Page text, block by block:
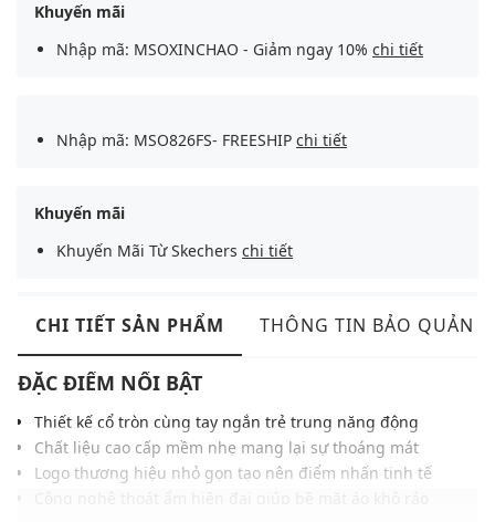
Khuyến mãi
Nhập mã: MSOXINCHAO - Giảm ngay 10% chi tiết
Nhập mã: MSO826FS- FREESHIP chi tiết
Khuyến mãi
Khuyến Mãi Từ Skechers chi tiết
CHI TIẾT SẢN PHẨM THÔNG TIN BẢO QUẢN
ĐẶC ĐIỂM NỔI BẬT
Thiết kế cổ tròn cùng tay ngắn trẻ trung năng động
Chất liệu cao cấp mềm nhẹ mang lại sự thoáng mát
Logo thương hiệu nhỏ gọn tạo nên điểm nhấn tinh tế